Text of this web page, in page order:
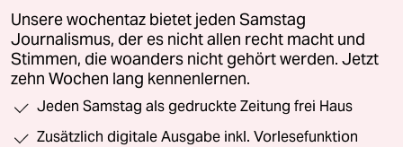
Unsere wochentaz bietet jeden Samstag
Journalismus, der es nicht allen recht macht und
Stimmen, die woanders nicht gehört werden. Jetzt
zehn Wochen lang kennenlernen.
Jeden Samstag als gedruckte Zeitung frei Haus
Zusätzlich digitale Ausgabe inkl. Vorlesefunktion